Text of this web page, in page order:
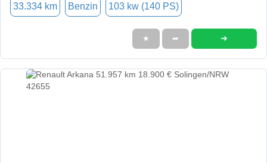
33.334 km Benzin 103 kw (140 PS)
★ ➦ ➜